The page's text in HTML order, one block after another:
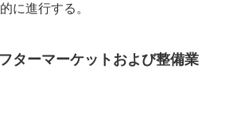
に進行する。
ターマーケットおよび整備業